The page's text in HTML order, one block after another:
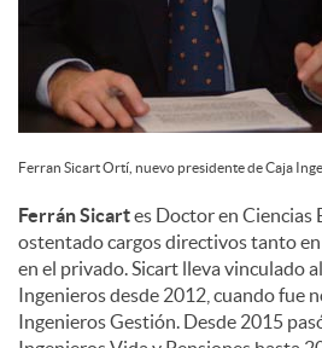
Ferran Sicart Ortí, nuevo presidente de Caja
Ferrán Sicartes Doctor en Ciencias
ostentado cargos directivos tanto
en el privado. Sicart lleva vinculado
Ingenieros desde 2012, cuando fue
Ingenieros Gestión. Desde 2015